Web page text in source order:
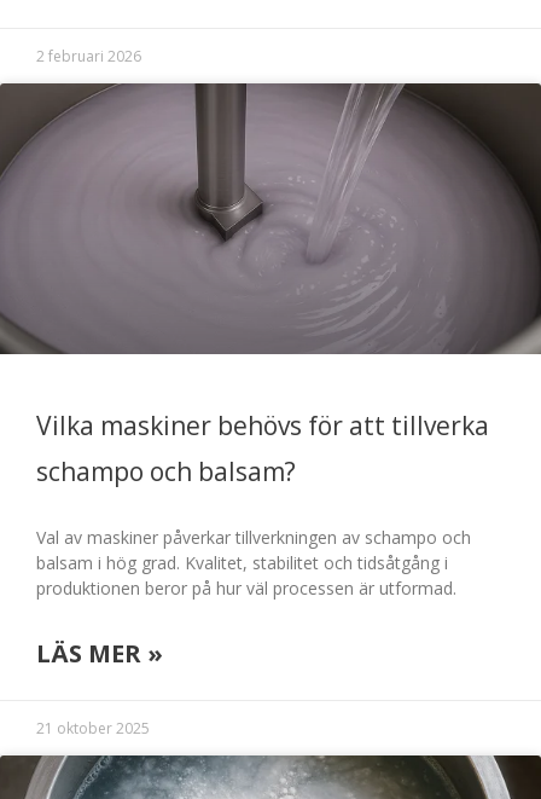
2 februari 2026
Vilka maskiner behövs för att tillverka
schampo och balsam?
Val av maskiner påverkar tillverkningen av schampo och
balsam i hög grad. Kvalitet, stabilitet och tidsåtgång i
produktionen beror på hur väl processen är utformad.
LÄS MER »
21 oktober 2025